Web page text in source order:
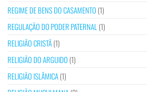
REGIME DE BENS DO CASAMENTO (1)
REGULAÇÃO DO PODER PATERNAL (1)
RELIGIÃO CRISTÃ(1)
RELIGIÃO DO ARGUIDO (1)
RELIGIÃO ISLÂMICA(1)